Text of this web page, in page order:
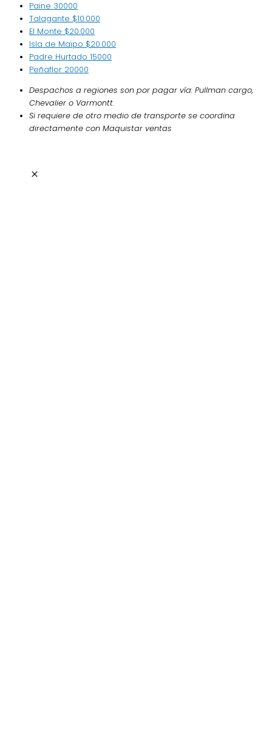
Paine 30000
Talagante $10.000
El Monte $20.000
Isla de Maipo $20.000
Padre Hurtado 15000
Peñaflor 20000
Despachos a regiones son por pagar vía: Pullman cargo,
Chevalier o Varmontt.
Si requiere de otro medio de transporte se coordina
directamente con Maquistar ventas